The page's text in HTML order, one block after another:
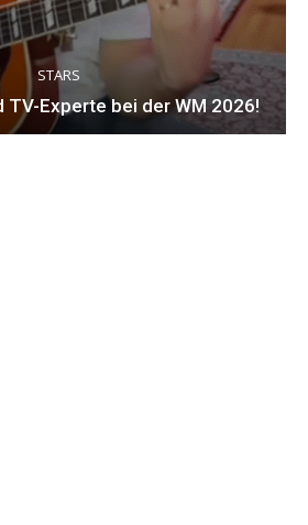
STARS
TV-Experte bei der WM 2026!